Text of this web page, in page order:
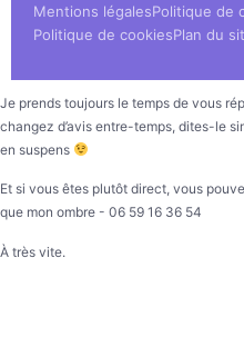
Mentions légalesPolitique de
Politique de cookiesPlan du
Je prends toujours le temps de vous
changez d’avis entre-temps, dites-le
en suspens
Et si vous êtes plutôt direct, vous
que mon ombre - 06 59 16 36 54
À très vite.